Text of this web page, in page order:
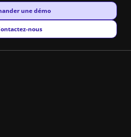
windowune démo
windownous